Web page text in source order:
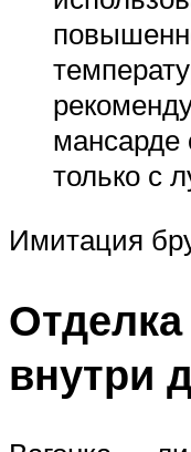
мансарде
только с
Имитация
Отделка
внутри